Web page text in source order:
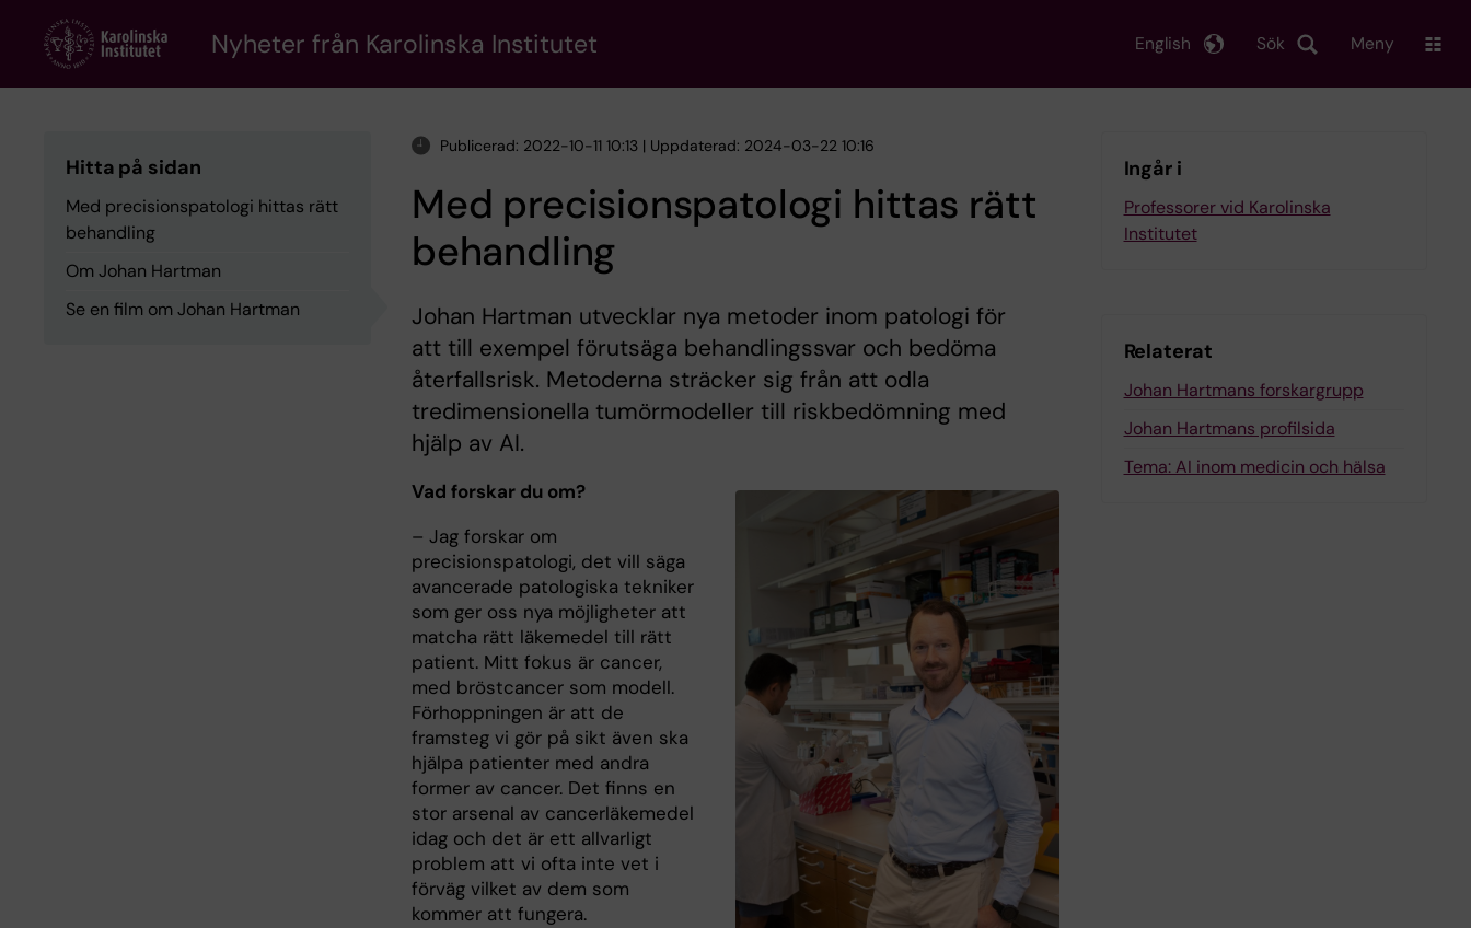
content
Nyheter från Karolinska Institutet Sök
English Meny
Hitta på sidan
Med precisionspatologi hittas rätt
behandling
Om Johan Hartman
Se en film om Johan Hartman
Publicerad: 2022-10-11 10:13 | Uppdaterad: 2024-03-22 10:16
Med precisionspatologi hittas rätt
behandling
Johan Hartman utvecklar nya metoder inom patologi för
att till exempel förutsäga behandlingssvar och bedöma
återfallsrisk. Metoderna sträcker sig från att odla
tredimensionella tumörmodeller till riskbedömning med
hjälp av AI.
Vad forskar du om?
– Jag forskar om
precisionspatologi, det vill säga
avancerade patologiska tekniker
som ger oss nya möjligheter att
matcha rätt läkemedel till rätt
patient. Mitt fokus är cancer,
med bröstcancer som modell.
Förhoppningen är att de
framsteg vi gör på sikt även ska
hjälpa patienter med andra
former av cancer. Det finns en
stor arsenal av cancerläkemedel
idag och det är ett allvarligt
problem att vi ofta inte vet i
förväg vilket av dem som
kommer att fungera.
Ingår i
Professorer vid Karolinska
Institutet
Relaterat
Johan Hartmans forskargrupp
Johan Hartmans profilsida
Tema: AI inom medicin och hälsa